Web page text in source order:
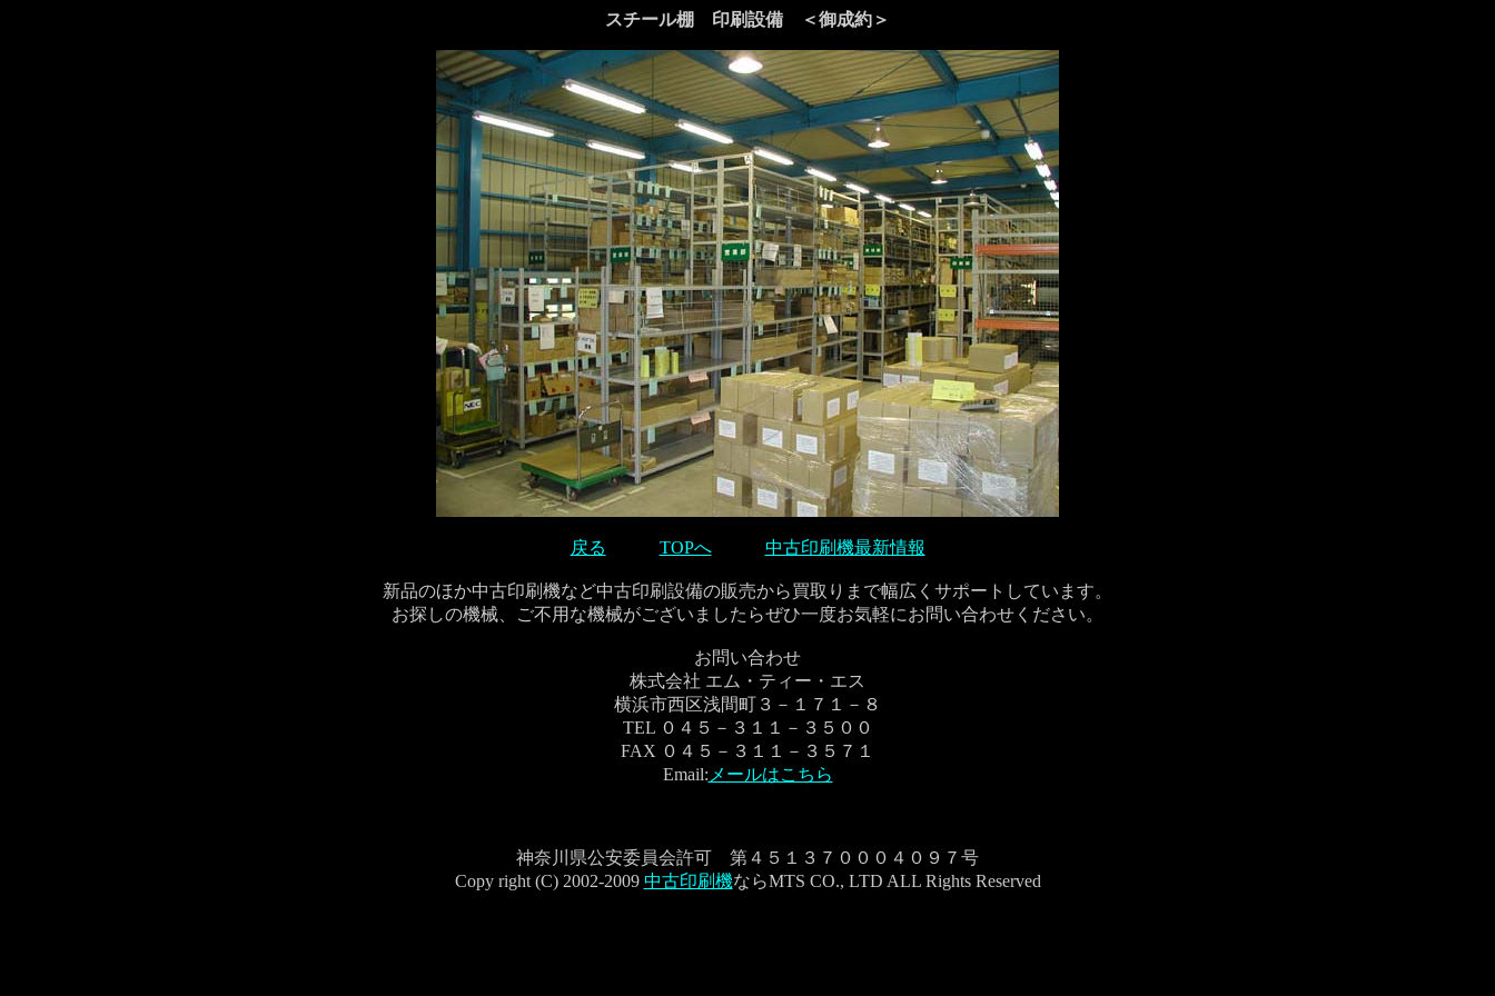
スチール棚 印刷設備 ＜御成約＞
戻る TOPへ 中古印刷機最新情報
新品のほか中古印刷機など中古印刷設備の販売から買取りまで幅広くサポートしています。
お探しの機械、ご不用な機械がございましたらぜひ一度お気軽にお問い合わせください。
お問い合わせ
株式会社 エム・ティー・エス
横浜市西区浅間町３－１７１－８
TEL ０４５－３１１－３５００
FAX ０４５－３１１－３５７１
Email: メールはこちら
神奈川県公安委員会許可 第４５１３７０００４０９７号
Copy right (C) 2002-2009 中古印刷機ならMTS CO., LTD ALL Rights Reserved